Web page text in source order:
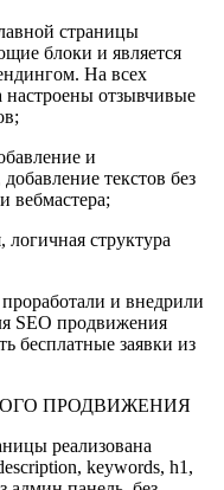
страницы
блоки и является
На всех
настроены отзывчивые
и
текстов без
вебмастера;
структура
и внедрили
SEO продвижения
бесплатные заявки из
ПРОДВИЖЕНИЯ
реализована
keywords, h1,